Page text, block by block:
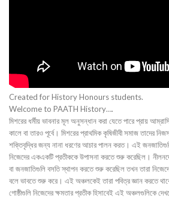
Created for History Honours students.
Welcome to PAATH History….
মিশরের ধর্মীয় ভাবনার মূল অনুসন্ধান করা যেতে পারে প্রায়
কালে বা তারও পূর্বে। মিশরের প্রাথমিক কৃষিজীবী সমাজ তাদের
শক্তিবৃদ্ধির জন্য নানা ধরণের আচার পালন করত। এই
নিজেদের একএকটি প্রতীককে উপাসনা করতে শুরু করেছিল।
বা জনজাতিগুলি বসতি স্থাপন করতে শুরু করেছিল তখন তারা
বলে ভাবতে শুরু করে। এই অঞ্চলকেই তারা পবিত্র জ্ঞান করতে
গোষ্ঠীগুলি নিজেদের ক্ষমতার প্রতীক হিসাবেই এই অঞ্চলগুলিকে